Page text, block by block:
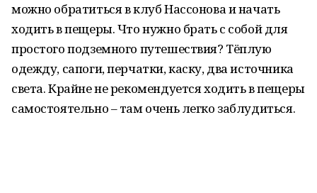
можно обратиться в клуб Нассонова и начать
ходить в пещеры. Что нужно брать с собой для
простого подземного путешествия? Тёплую
одежду, сапоги, перчатки, каску, два источника
света. Крайне не рекомендуется ходить в пещеры
самостоятельно – там очень легко заблудиться.